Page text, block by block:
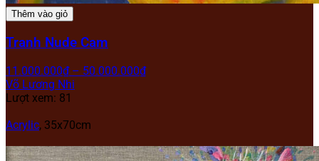
Thêm vào giỏ
Tranh Nude Cam
11.000.000₫ – 50.000.000₫
Võ Lương Nhi
Lượt xem: 81
Acrylic, 35x70cm